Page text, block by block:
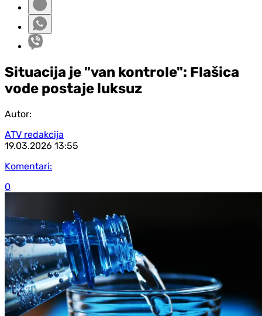
Situacija je "van kontrole": Flašica
vode postaje luksuz
Autor:
ATV redakcija
19.03.2026 13:55
Komentari:
0